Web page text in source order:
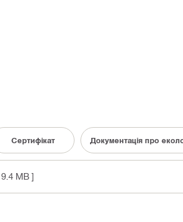
Сертифікат Документація про
9.4 MB ]